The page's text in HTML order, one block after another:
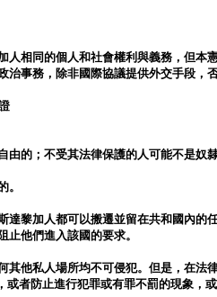
人相同的個人和社會權利與義務，但本
治事務，除非國際協議提供外交手段，
由的；不受其法律保護的人可能不是奴
。
達黎加人都可以搬遷並留在共和國內的
止他們進入該國的要求。
其他私人場所均不可侵犯。但是，在法
或者防止進行犯罪或有罪不罰的現象，